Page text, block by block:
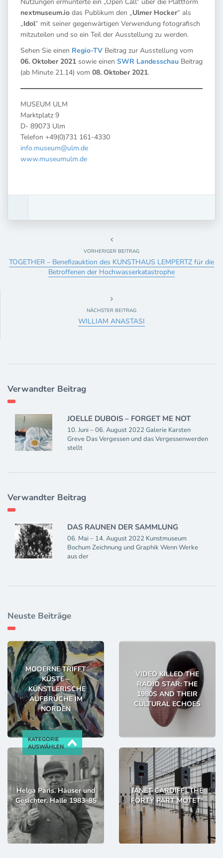
nextmuseum.io das Publikum den „Ulmer Hocker“ als
„Idol“ mit seiner gegenwärtigen Verwendung fotografisch
mitzuteilen und so ein Teil der Ausstellung zu werden.
Sehen Sie einen Regio-TV Beitrag zur Ausstellung vom
06. Oktober 2021 sowie einen SWR Landesschau Beitrag
(ab Minute 21.14) vom 08. Oktober 2021.
MUSEUM ULM
Marktplatz 9
D- 89073 Ulm
Telefon +49(0)731 161-4330
info.museum@ulm.de
www.museumulm.de
VORHERIGER BEITRAG
TOGETHER – Benefizauktion des KUNSTHAUS LEMPERTZ für die
Betroffenen der Hochwasserkatastrophe
NÄCHSTER BEITRAG
WILLIAM ANASTASI
Verwandter Beitrag
JOELLE DUBOIS – FORGET ME NOT
10. Juni – 06. August 2022 Galerie Karsten
Greve Das Vergessen und das Vergessenwerden
stellt
Verwandter Beitrag
DAS RAUNEN DER SAMMLUNG
06. Mai – 14. August 2022 Kunstmuseum
Bochum Zeichnung und Graphik Wenn Werke
aus der
Neuste Beiträge
MODERNE TRIFFT
KÜSTE –
KÜNSTLERISCHE
AUFBRÜCHE IM
NORDEN
VIDEO KILLED THE
RADIO STAR: THE
1980S AND THEIR
CULTURAL ECHOES
Helga Paris. Häuser und
Gesichter. Halle 1983–85
JANET CARDIFF „THE
FORTY PART MOTET“
KATEGORIE
AUSWÄHLEN